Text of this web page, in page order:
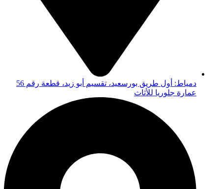
دمياط: أول طريق بورسعيد، تقسيم أبو زيد، قطعة رقم 56
عمارة جلوريا للأثاث